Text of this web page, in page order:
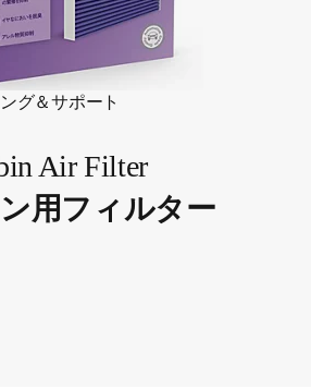
グ＆サポート
Air Filter
用フィルター